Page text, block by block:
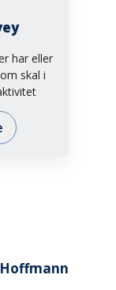
har eller
skal i